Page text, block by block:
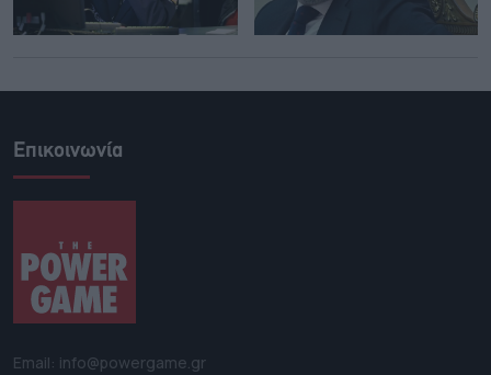
Επικοινωνία
Email: info@powergame.gr